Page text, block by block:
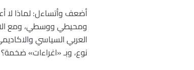
أضعف وأتساءل: لماذا
ومحيطي ووسطي، ومع
العربي السياسي
نوع، وبـ «اغراءات» ضخمة؟